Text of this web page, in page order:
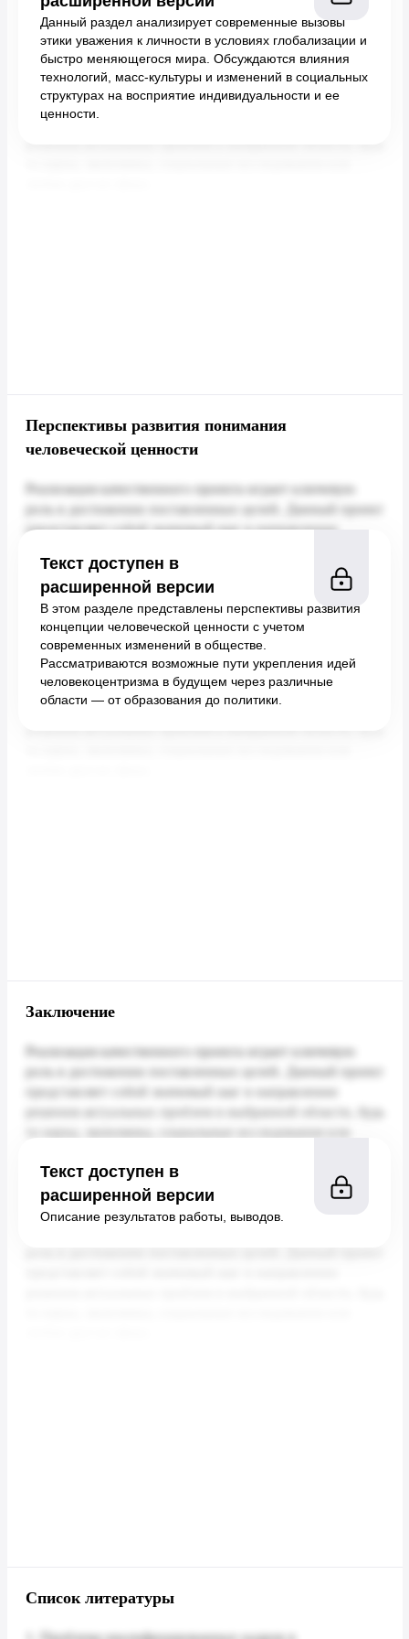
Данный раздел анализирует современные вызовы
этики уважения к личности в условиях глобализации и
быстро меняющегося мира. Обсуждаются влияния
технологий, масс-культуры и изменений в социальных
структурах на восприятие индивидуальности и ее
ценности.
Перспективы развития понимания
человеческой ценности
Текст доступен в
расширенной версии
В этом разделе представлены перспективы развития
концепции человеческой ценности с учетом
современных изменений в обществе.
Рассматриваются возможные пути укрепления идей
человекоцентризма в будущем через различные
области — от образования до политики.
Заключение
Текст доступен в
расширенной версии
Описание результатов работы, выводов.
Список литературы